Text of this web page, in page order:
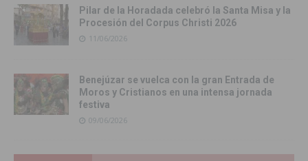
Pilar de la Horadada celebró la Santa Misa y la
Procesión del Corpus Christi 2026
11/06/2026
Benejúzar se vuelca con la gran Entrada de
Moros y Cristianos en una intensa jornada
festiva
09/06/2026